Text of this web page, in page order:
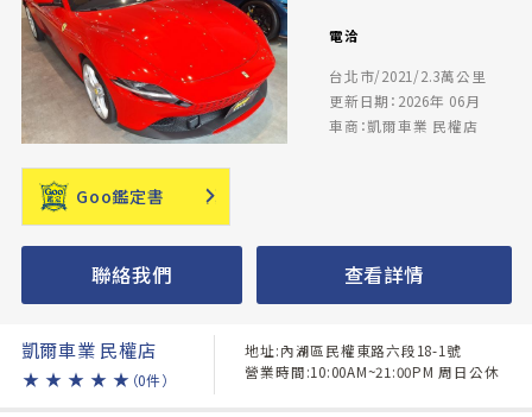
電洽
台北市/2021/2.3萬公里
更新日期：2026年 06月
車商：凱爾車業 民權店
Goo鑑定書
聯絡我們 查看詳情
凱爾車業 民權店
★ ★ ★ ★ ★ （0件）
地址:內湖區民權東路六段18-1號
營業時間:10:00AM~21:00PM 周日公休